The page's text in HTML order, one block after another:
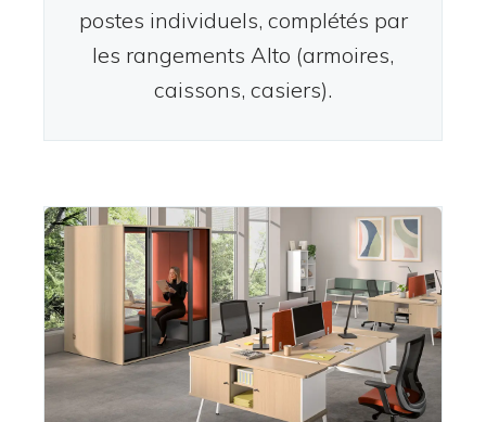
postes individuels, complétés par
les rangements Alto (armoires,
caissons, casiers).